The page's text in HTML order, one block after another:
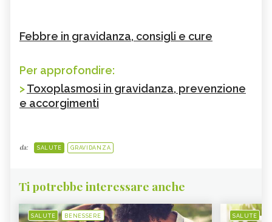
Febbre in gravidanza, consigli e cure
Per approfondire:
>Toxoplasmosi in gravidanza, prevenzione
e accorgimenti
da: SALUTE GRAVIDANZA
Ti potrebbe interessare anche
SALUTE BENESSERE SALUTE